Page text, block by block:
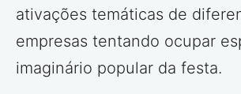
ativações temáticas de
empresas tentando ocupar
imaginário popular da festa.